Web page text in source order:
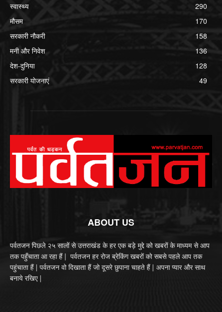
स्वास्थ्य
290
मौसम
170
सरकारी नौकरी
158
मनी और निवेश
136
देश-दुनिया
128
सरकारी योजनाएं
49
ABOUT US
पर्वतजन पिछले २५ सालों से उत्तराखंड के हर एक बड़े मुद्दे को खबरों के माध्यम से आप
तक पहुँचाता आ रहा हैं | पर्वतजन हर रोज ब्रेकिंग खबरों को सबसे पहले आप तक
पहुंचाता हैं | पर्वतजन वो दिखाता हैं जो दूसरे छुपाना चाहते हैं | अपना प्यार और साथ
बनाये रखिए |